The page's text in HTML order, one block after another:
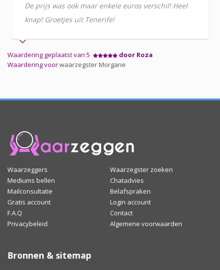
De prijs was ook maar enkele euros verschil! Heel
knap! Groetjes uit Tenerife!
Waardering geplaatst van 5
door Roza
Waardering voorwaarzegster Morgane
Waarzeggers
Waarzegster zoeken
Mediums bellen
Chatadvies
Mailconsultatie
Belafspraken
Gratis account
Login account
F.A.Q
Contact
Privacybeleid
Algemene voorwaarden
Bronnen & sitemap